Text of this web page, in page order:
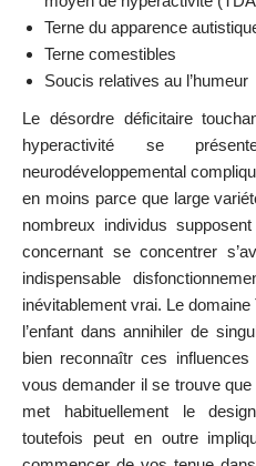
Terne du apparence
Terne comestibles
Soucis relatives au l’humeur
Le désordre déficitaire
hyperactivité se
neurodéveloppemental
en moins parce que large
nombreux individus
concernant se concentrer
indispensable
inévitablement vrai. Le
l’enfant dans annihiler de
bien reconnaîtr ces
vous demander il se trouve
met habituellement le
toutefois peut en outre